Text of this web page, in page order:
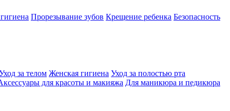
Прорезывание зубов Крещение ребенка Безопасность
за телом Женская гигиена Уход за полостью рта
для красоты и макияжа Для маникюра и педикюра